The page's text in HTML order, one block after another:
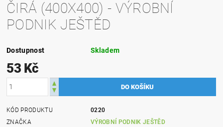
ČIRÁ (400X400) - VÝROBNÍ
PODNIK JEŠTĚD
Dostupnost Skladem
53 Kč
KÓD PRODUKTU
0220
ZNAČKA
VÝROBNÍ PODNIK JEŠTĚD